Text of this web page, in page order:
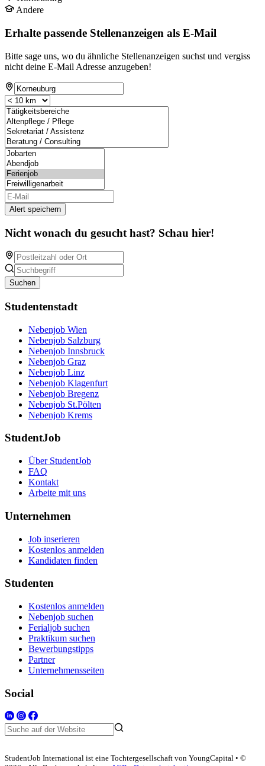
Andere
Erhalte passende Stellenanzeigen als E-Mail
Bitte sage uns, wo du ähnliche Stellenanzeigen suchst und vergiss
nicht deine E-Mail Adresse anzugeben!
Alert speichern
Nicht wonach du gesucht hast? Schau hier!
Suchen
Studentenstadt
Nebenjob Wien
Nebenjob Salzburg
Nebenjob Innsbruck
Nebenjob Graz
Nebenjob Linz
Nebenjob Klagenfurt
Nebenjob Bregenz
Nebenjob St.Pölten
Nebenjob Krems
StudentJob
Über StudentJob
FAQ
Kontakt
Arbeite mit uns
Unternehmen
Job inserieren
Kostenlos anmelden
Kandidaten finden
Studenten
Kostenlos anmelden
Nebenjob suchen
Ferialjob suchen
Praktikum suchen
Bewerbungstipps
Partner
Unternehmensseiten
Social
StudentJob International ist eine Tochtergesellschaft von YoungCapital • ©